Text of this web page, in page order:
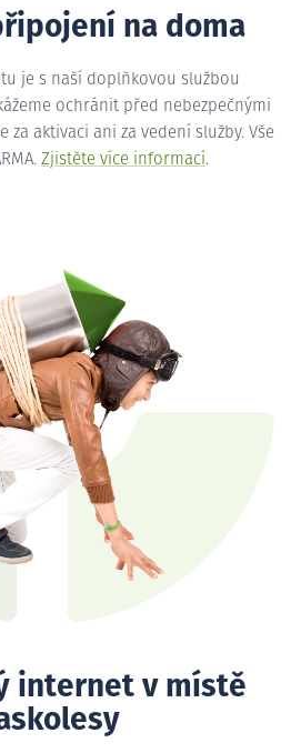
na doma
je s naší doplňkovou službou
ochránit před nebezpečnými
za aktivaci ani za vedení služby. Vše
Zjistěte více informací.
internet v místě